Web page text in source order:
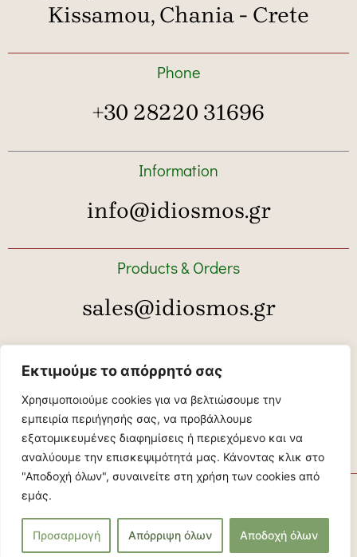
Εκτιμούμε το απόρρητό σας
Χρησιμοποιούμε cookies για να βελτιώσουμε την
εμπειρία περιήγησής σας, να προβάλλουμε
εξατομικευμένες διαφημίσεις ή περιεχόμενο και να
αναλύουμε την επισκεψιμότητά μας. Κάνοντας κλικ στο
"Αποδοχή όλων", συναινείτε στη χρήση των cookies από
εμάς.
Προσαρμογή Απόρριψη όλων Αποδοχή όλων
Kissamou, Chania - Crete
Phone
+30 28220 31696
Information
info@idiosmos.gr
Products & Orders
sales@idiosmos.gr
Tour bookings
tour@idiosmos.gr
Privacy policy
Website created by Digitalpro